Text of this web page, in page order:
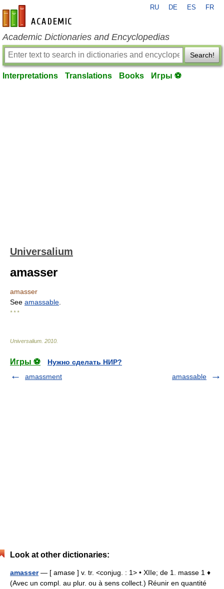
en-academic.com
RU DE ES FR
Academic Dictionaries and Encyclopedias
Search!
Interpretations Translations Books Игры ⚽
Universalium
amasser
amasser
See amassable
* * *
Universalium 2010
Игры ⚽
Нужно сделать НИР?
amassment
amassable
Look at other dictionaries:
amasser— [ amase ] v. tr. <conjug. : 1> • XIIe; de 1. masse 1 ♦
(Avec un compl. au plur. ou à sens collect.) Réunir en quantité